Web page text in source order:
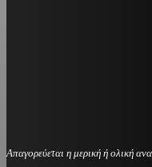
Απαγορεύεται η μερική ή ολική